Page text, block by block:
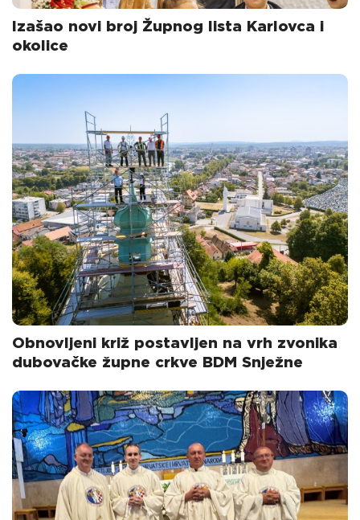
Izašao novi broj Župnog lista Karlovca i
okolice
Obnovljeni križ postavljen na vrh zvonika
dubovačke župne crkve BDM Snježne